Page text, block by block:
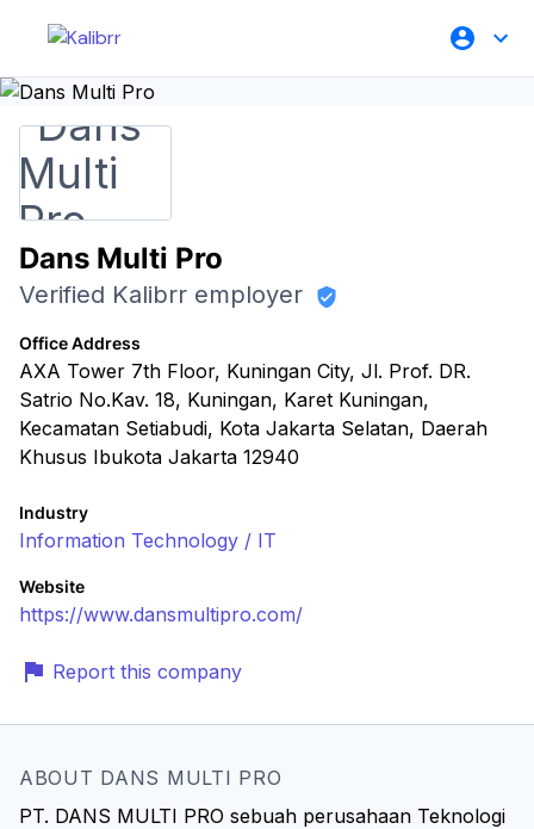
Dans Multi Pro
Verified Kalibrr employer
Office Address
AXA Tower 7th Floor, Kuningan City, Jl. Prof. DR.
Satrio No.Kav. 18, Kuningan, Karet Kuningan,
Kecamatan Setiabudi, Kota Jakarta Selatan, Daerah
Khusus Ibukota Jakarta 12940
Industry
Information Technology / IT
Website
https://www.dansmultipro.com/
Report this company
ABOUT DANS MULTI PRO
PT. DANS MULTI PRO sebuah perusahaan Teknologi